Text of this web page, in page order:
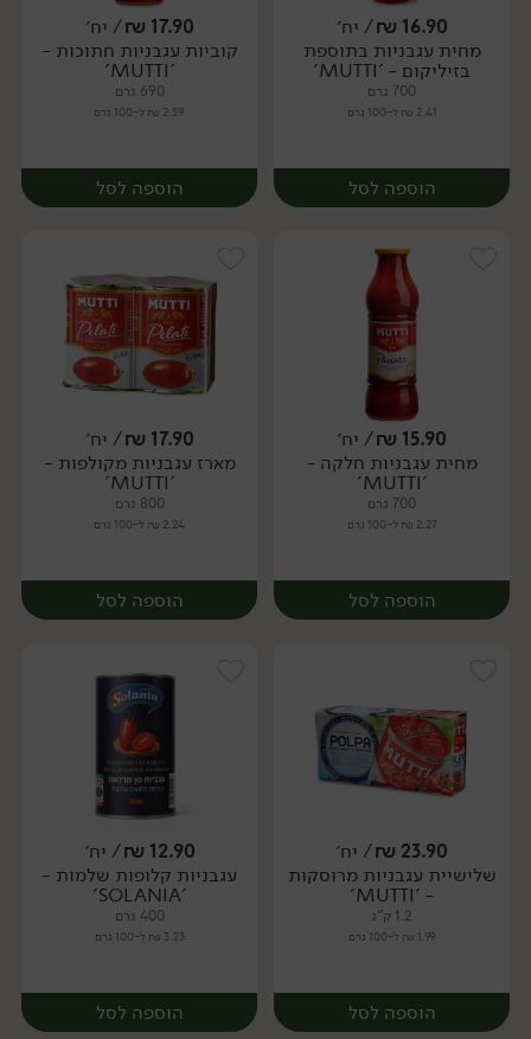
יח׳ יח׳
16.90
₪/ יח׳
מחית עגבניות בתוספת
בזיליקום - 'MUTTI'
700 גרם
2.41 ₪ ל-100 גרם
הוספה לסל
יח׳
17.90
₪/ יח׳
קוביות עגבניות חתוכות -
'MUTTI'
690 גרם
2.59 ₪ ל-100 גרם
הוספה לסל
יח׳
15.90
₪/ יח׳
מחית עגבניות חלקה -
'MUTTI'
700 גרם
2.27 ₪ ל-100 גרם
הוספה לסל
יח׳
17.90
₪/ יח׳
מארז עגבניות מקולפות -
'MUTTI'
800 גרם
2.24 ₪ ל-100 גרם
הוספה לסל
יח׳
23.90
₪/ יח׳
שלישיית עגבניות מרוסקות
- 'MUTTI'
1.2 ק"ג
1.99 ₪ ל-100 גרם
הוספה לסל
12.90
₪/ יח׳
עגבניות קלופות שלמות -
'SOLANIA'
400 גרם
3.23 ₪ ל-100 גרם
הוספה לסל